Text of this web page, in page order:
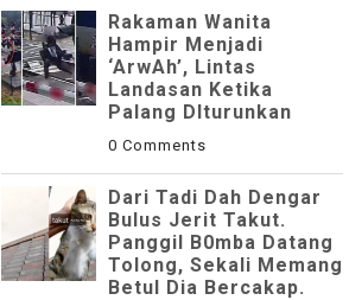
Rakaman Wanita
Hampir Menjadi
‘ArwAh’, Lintas
Landasan Ketika
Palang DIturunkan
0 Comments
Dari Tadi Dah Dengar
Bulus Jerit Takut.
Panggil B0mba Datang
Tolong, Sekali Memang
Betul Dia Bercakap.